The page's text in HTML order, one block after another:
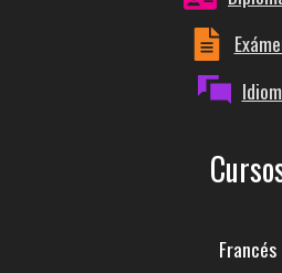
Francés